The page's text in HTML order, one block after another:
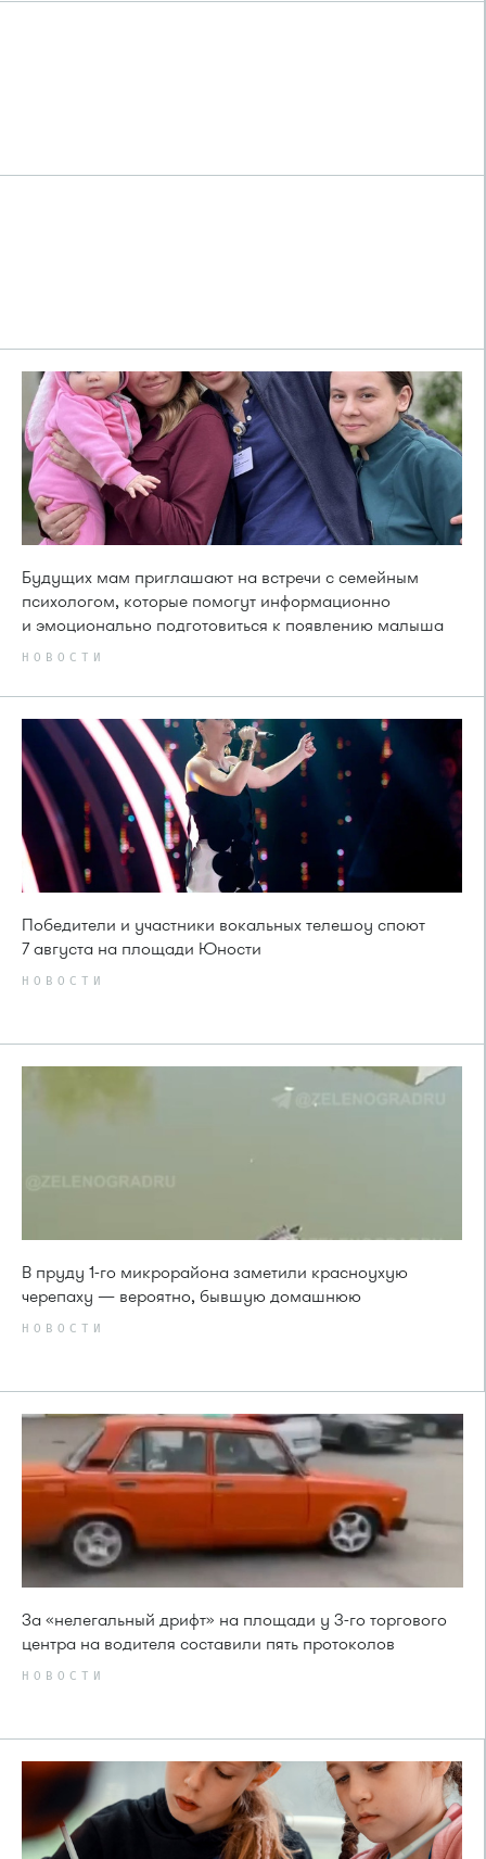
Будущих мам приглашают на встречи с семейным
психологом, которые помогут информационно
и эмоционально подготовиться к появлению малыша
НОВОСТИ
Победители и участники вокальных телешоу споют
7 августа на площади Юности
НОВОСТИ
В пруду 1-го микрорайона заметили красноухую
черепаху — вероятно, бывшую домашнюю
НОВОСТИ
За «нелегальный дрифт» на площади у 3-го торгового
центра на водителя составили пять протоколов
НОВОСТИ